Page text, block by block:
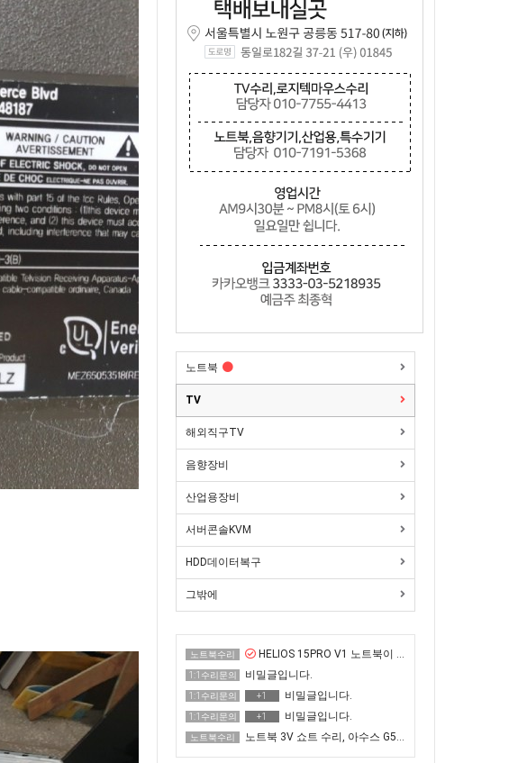
"노트북부서" 1월 임시휴가 안내
★★★ 1:1 수리문의 문의 ★★★
2025년 8월 휴가안내입니다.
2024년 한가위 휴일 안내
택배비인상안내
노트북
TV
해외직구TV
음향장비
산업용장비
서버콘솔KVM
HDD데이터복구
그밖에
노트북수리 HELIOS 15PRO V1 노트북이 화면이 매우 어두운 증상 수리
1:1수리문의 비밀글입니다.
1:1수리문의 +1 비밀글입니다.
1:1수리문의 +1 비밀글입니다.
노트북수리 노트북 3V 쇼트 수리, 아수스 G513QR 전원 안 켜짐